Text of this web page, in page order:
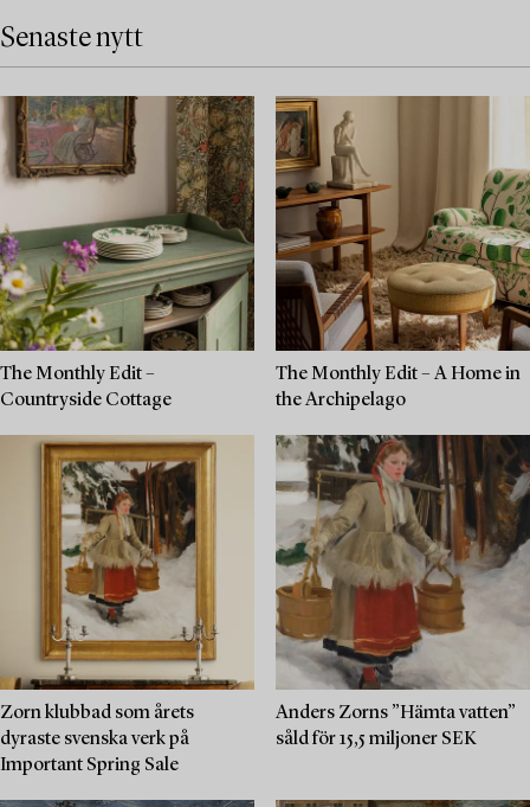
Senaste nytt
The Monthly Edit –
Countryside Cottage
The Monthly Edit – A Home in
the Archipelago
Zorn klubbad som årets
dyraste svenska verk på
Important Spring Sale
Anders Zorns ”Hämta vatten”
såld för 15,5 miljoner SEK